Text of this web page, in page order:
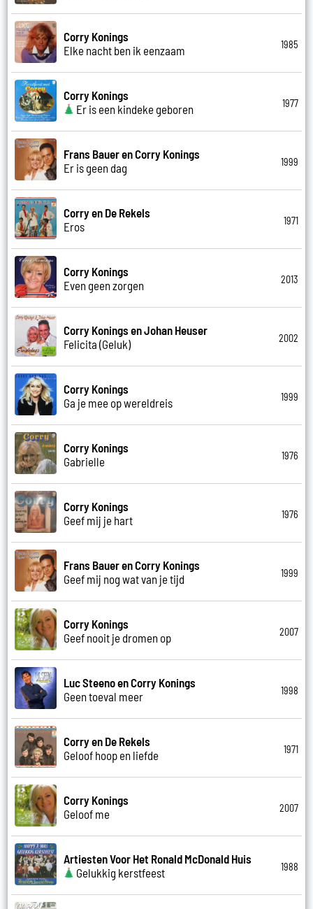
Corry Konings
Elke nacht ben ik eenzaam
1985
Corry Konings
Er is een kindeke geboren
1977
Frans Bauer en Corry Konings
Er is geen dag
1999
Corry en De Rekels
Eros
1971
Corry Konings
Even geen zorgen
2013
Corry Konings en Johan Heuser
Felicita (Geluk)
2002
Corry Konings
Ga je mee op wereldreis
1999
Corry Konings
Gabrielle
1976
Corry Konings
Geef mij je hart
1976
Frans Bauer en Corry Konings
Geef mij nog wat van je tijd
1999
Corry Konings
Geef nooit je dromen op
2007
Luc Steeno en Corry Konings
Geen toeval meer
1998
Corry en De Rekels
Geloof hoop en liefde
1971
Corry Konings
Geloof me
2007
Artiesten Voor Het Ronald McDonald Huis
Gelukkig kerstfeest
1988